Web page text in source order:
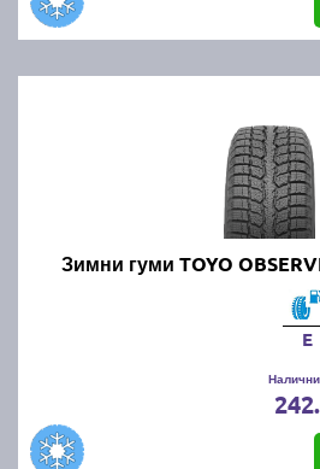
Зимни гуми TOYO
E